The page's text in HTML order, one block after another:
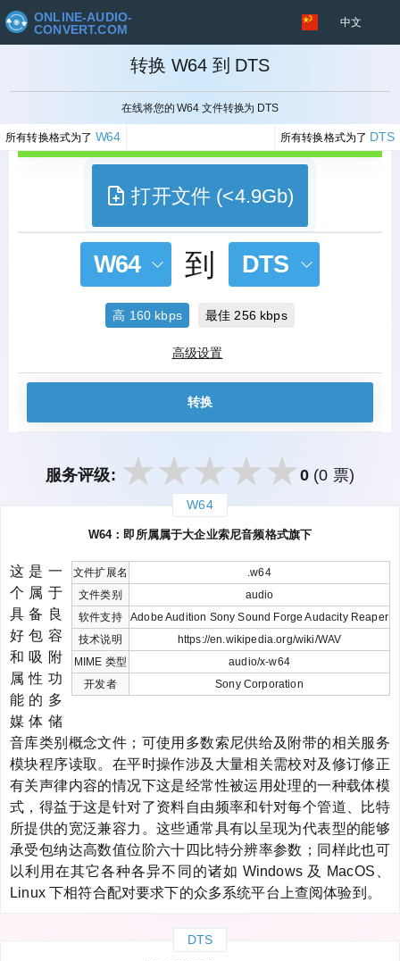
ONLINE-AUDIO-
CONVERT.COM
中文
转换 W64 到 DTS
在线将您的 W64 文件转换为 DTS
所有转换格式为了 W64 所有转换格式为了 DTS
取消
打开文件 (<4.9Gb)
W64 到 DTS
高 160 kbps 最佳 256 kbps
高级设置
转换
服务评级: 0 (0 票)
W64
W64：即所属属于大企业索尼音频格式旗下
文件扩展名
.w64
文件类别
audio
软件支持
Adobe Audition Sony Sound Forge Audacity Reaper
技术说明
https://en.wikipedia.org/wiki/WAV
MIME 类型
audio/x-w64
开发者
Sony Corporation
这是一
个属于
具备良
好包容
和吸附
属性功
能的多
媒体储
音库类别概念文件；可使用多数索尼供给及附带的相关服务
模块程序读取。在平时操作涉及大量相关需校对及修订修正
有关声律内容的情况下这是经常性被运用处理的一种载体模
式，得益于这是针对了资料自由频率和针对每个管道、比特
所提供的宽泛兼容力。这些通常具有以呈现为代表型的能够
承受包纳达高数值位阶六十四比特分辨率参数；同样此也可
以利用在其它各种各异不同的诸如 Windows 及 MacOS、
Linux 下相符合配对要求下的众多系统平台上查阅体验到。
DTS